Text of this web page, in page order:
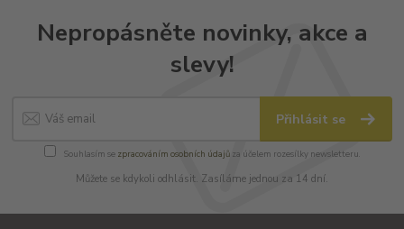
Nepropásněte novinky, akce a
slevy!
Přihlásit se
Souhlasím se zpracováním osobních údajůza účelem rozesílky newsletteru.
Můžete se kdykoli odhlásit. Zasíláme jednou za 14 dní.